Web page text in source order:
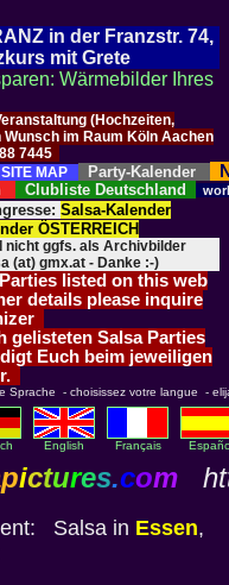
in der Franzstr. 74,
mit Grete
Wärmebilder Ihres
(Hochzeiten,
im Raum Köln Aachen
7445
MAP
Party-Kalender
Clubliste Deutschland
Salsa-Kalender
ÖSTERREICH
nicht ggfs. als Archivbilder
(at) gmx.at - Danke :-)
listed on this web
details please inquire
gelisteten Salsa Parties
Euch beim jeweiligen
Sprache - choisissez votre langue -
English Français
pictures.com
Salsa in Essen,